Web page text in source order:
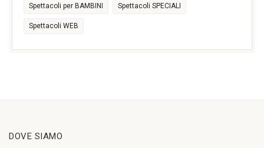
Spettacoli per BAMBINI Spettacoli SPECIALI
Spettacoli WEB
DOVE SIAMO